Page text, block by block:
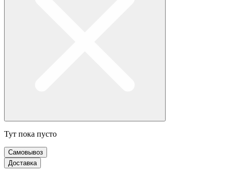
Тут пока пусто
Самовывоз
Доставка